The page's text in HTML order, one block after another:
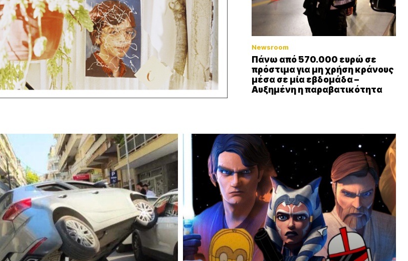
Newsroom
Πάνω από 570.000 ευρώ σε
πρόστιμα για μη χρήση κράνους
μέσα σε μία εβδομάδα –
Αυξημένη η παραβατικότητα